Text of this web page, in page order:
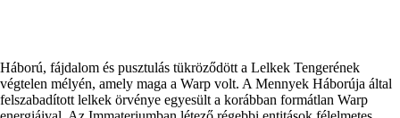
Háború, fájdalom és pusztulás tükröződött a Lelkek Tengerének
végtelen mélyén, amely maga a Warp volt. A Mennyek Háborúja által
felszabadított lelkek örvénye egyesült a korábban formátlan Warp